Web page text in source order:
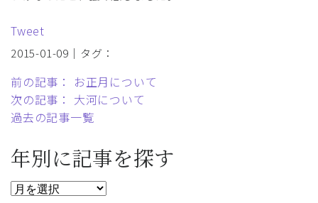
Tweet
2015-01-09｜タグ：
前の記事： お正月について
次の記事： 大河について
過去の記事一覧
年別に記事を探す